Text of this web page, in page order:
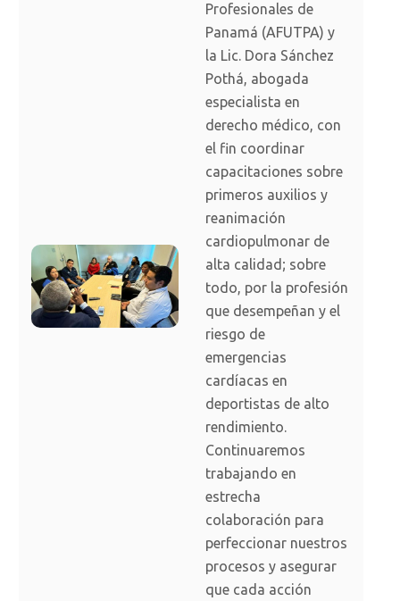
Profesionales de
Panamá (AFUTPA) y
la Lic. Dora Sánchez
Pothá, abogada
especialista en
derecho médico, con
el fin coordinar
capacitaciones sobre
primeros auxilios y
reanimación
cardiopulmonar de
alta calidad; sobre
todo, por la profesión
que desempeñan y el
riesgo de
emergencias
cardíacas en
deportistas de alto
rendimiento.
Continuaremos
trabajando en
estrecha
colaboración para
perfeccionar nuestros
procesos y asegurar
que cada acción